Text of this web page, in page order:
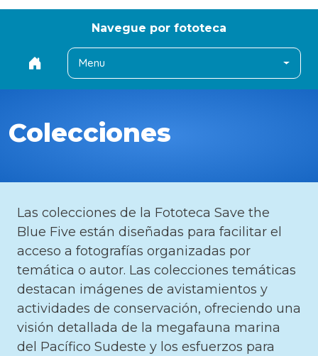
Navegue por fototeca
Menu
Colecciones
Las colecciones de la Fototeca Save the
Blue Five están diseñadas para facilitar el
acceso a fotografías organizadas por
temática o autor. Las colecciones temáticas
destacan imágenes de avistamientos y
actividades de conservación, ofreciendo una
visión detallada de la megafauna marina
del Pacífico Sudeste y los esfuerzos para